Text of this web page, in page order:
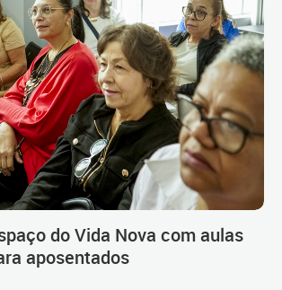
do Vida Nova com aulas
aposentados